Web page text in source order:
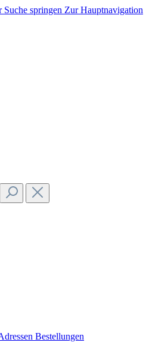
Suche springen Zur Hauptnavigation
Bestellungen